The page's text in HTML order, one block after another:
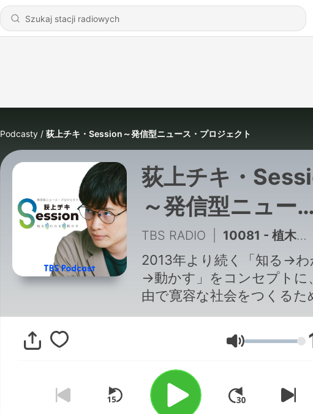
Podcasty 荻上チキ・Session～発信型ニュース・プロジェクト
荻上チキ・
～発信型ニュー
ス・プロジェク
TBS RADIO 10081 - 植木泰士「陸上自衛隊の不適切な情報収集問題〜熊本日日新聞のスクープを取材報告」/熊本地震
2013年より続く「知る→わ
→動かす」をコンセプトに
由で寛容な社会をつくるた
良質な議論と情報を共有す
ュース番組です。複雑化す
会の中で「何が、なぜ起き
るのか」を共に考え、一歩
未来を探ります。これまで
みを大切に、荻上チキと、
Głośność